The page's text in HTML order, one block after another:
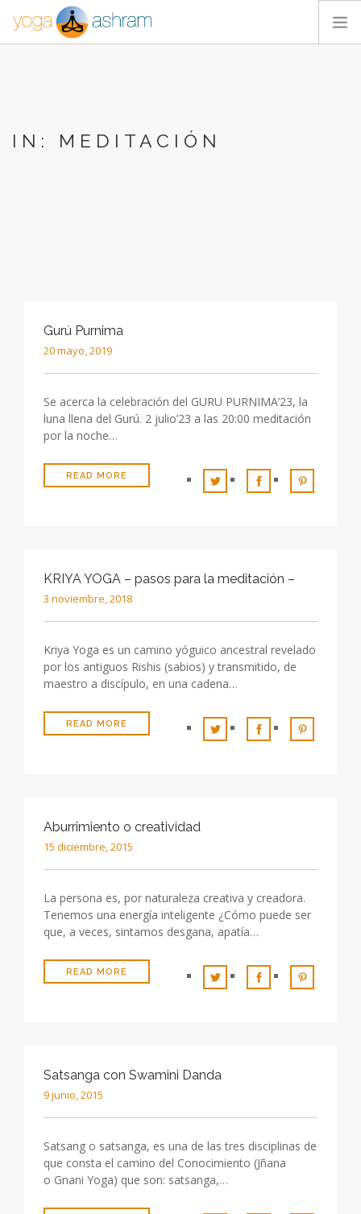
CONTACTA
IN: MEDITACIÓN
Gurú Purnima
20 mayo, 2019
Se acerca la celebración del GURU PURNIMA’23, la
luna llena del Gurú. 2 julio’23 a las 20:00 meditación
por la noche…
READ MORE
KRIYA YOGA – pasos para la meditación –
3 noviembre, 2018
Kriya Yoga es un camino yóguico ancestral revelado
por los antiguos Rishis (sabios) y transmitido, de
maestro a discípulo, en una cadena…
READ MORE
Aburrimiento o creatividad
15 diciembre, 2015
La persona es, por naturaleza creativa y creadora.
Tenemos una energía inteligente ¿Cómo puede ser
que, a veces, sintamos desgana, apatía…
READ MORE
Satsanga con Swamini Danda
9 junio, 2015
Satsang o satsanga, es una de las tres disciplinas de
que consta el camino del Conocimiento (Jñana
o Gnani Yoga) que son: satsanga,…